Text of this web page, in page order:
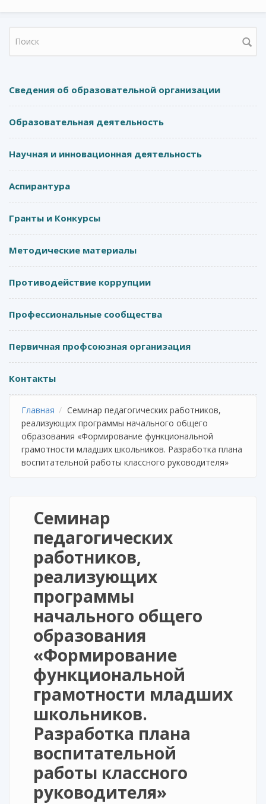
Форма поиска
Сведения об образовательной организации
Образовательная деятельность
Научная и инновационная деятельность
Аспирантура
Гранты и Конкурсы
Методические материалы
Противодействие коррупции
Профессиональные сообщества
Первичная профсоюзная организация
Контакты
Главная
Семинар педагогических работников,
реализующих программы начального общего
образования «Формирование функциональной
грамотности младших школьников. Разработка плана
воспитательной работы классного руководителя»
Семинар
педагогических
работников,
реализующих
программы
начального общего
образования
«Формирование
функциональной
грамотности младших
школьников.
Разработка плана
воспитательной
работы классного
руководителя»